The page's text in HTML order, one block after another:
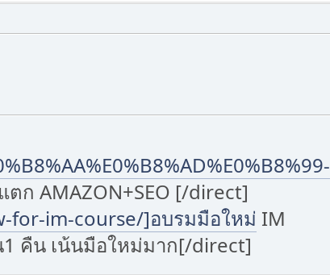
ก AMAZON+SEO [/direct]
for-im-course/]อบรมมือใหม่ IM
1 คืน เน้นมือใหม่มาก[/direct]